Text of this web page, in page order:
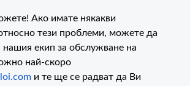
Ако имате някакви
тези проблеми, можете да
нашия екип за обслужване на
най-скоро
и те ще се радват да Ви